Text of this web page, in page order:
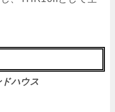
ハウス